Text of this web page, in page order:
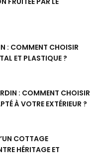
: COMMENT CHOISIR
ET PLASTIQUE ?
: COMMENT CHOISIR
À VOTRE EXTÉRIEUR ?
COTTAGE
HÉRITAGE ET